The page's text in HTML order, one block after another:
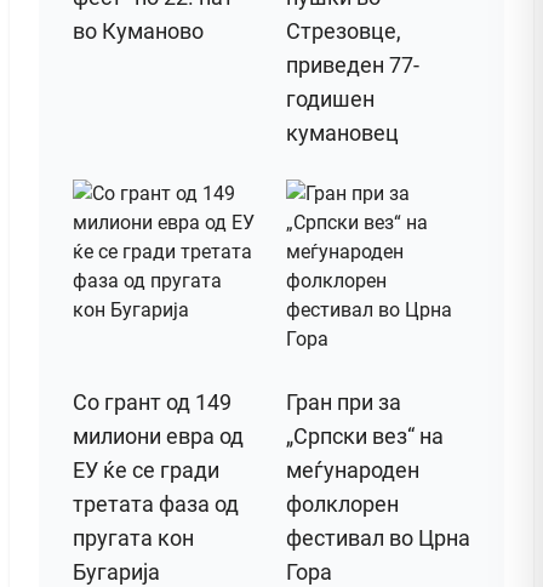
во Куманово
Стрезовце,
приведен 77-
годишен
кумановец
Со грант од 149
милиони евра од
ЕУ ќе се гради
третата фаза од
пругата кон
Бугарија
Гран при за
„Српски вез“ на
меѓународен
фолклорен
фестивал во Црна
Гора